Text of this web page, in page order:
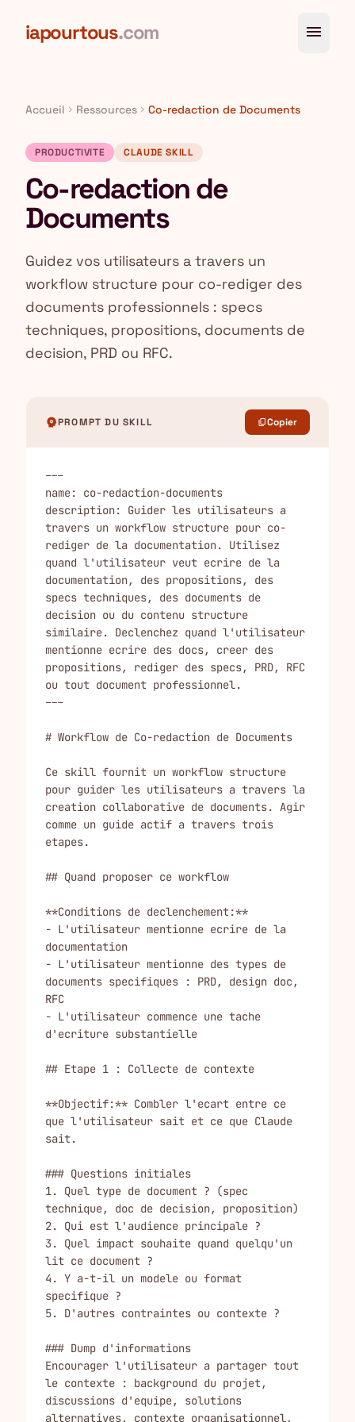
iapourtous.com menu
Accueil chevron_right Ressources chevron_right Co-redaction de Documents
PRODUCTIVITE CLAUDE SKILL
Co-redaction de
Documents
Guidez vos utilisateurs a travers un
workflow structure pour co-rediger des
documents professionnels : specs
techniques, propositions, documents de
decision, PRD ou RFC.
psychologyPROMPT DU SKILL content_copyCopier
---
name: co-redaction-documents
description: Guider les utilisateurs a
travers un workflow structure pour co-
rediger de la documentation. Utilisez
quand l'utilisateur veut ecrire de la
documentation, des propositions, des
specs techniques, des documents de
decision ou du contenu structure
similaire. Declenchez quand l'utilisateur
mentionne ecrire des docs, creer des
propositions, rediger des specs, PRD, RFC
ou tout document professionnel.
---
# Workflow de Co-redaction de Documents
Ce skill fournit un workflow structure
pour guider les utilisateurs a travers la
creation collaborative de documents. Agir
comme un guide actif a travers trois
etapes.
## Quand proposer ce workflow
**Conditions de declenchement:**
- L'utilisateur mentionne ecrire de la
documentation
- L'utilisateur mentionne des types de
documents specifiques : PRD, design doc,
RFC
- L'utilisateur commence une tache
d'ecriture substantielle
## Etape 1 : Collecte de contexte
**Objectif:** Combler l'ecart entre ce
que l'utilisateur sait et ce que Claude
sait.
### Questions initiales
1. Quel type de document ? (spec
technique, doc de decision, proposition)
2. Qui est l'audience principale ?
3. Quel impact souhaite quand quelqu'un
lit ce document ?
4. Y a-t-il un modele ou format
specifique ?
5. D'autres contraintes ou contexte ?
### Dump d'informations
Encourager l'utilisateur a partager tout
le contexte : background du projet,
discussions d'equipe, solutions
alternatives, contexte organisationnel,